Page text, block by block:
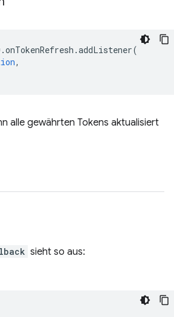
.onTokenRefresh .addListener(
,
alle gewährten Tokens aktualisiert
sieht so aus: